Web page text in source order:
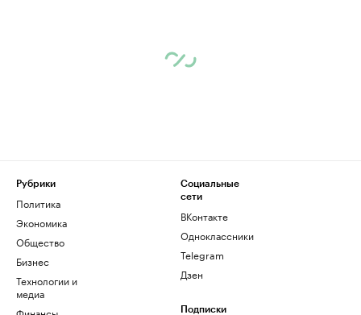
Рубрики
Политика
Экономика
Общество
Бизнес
Технологии и
медиа
Социальные
сети
ВКонтакте
Одноклассники
Telegram
Дзен
Подписки